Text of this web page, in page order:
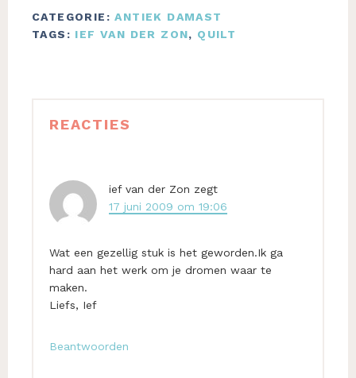
CATEGORIE:ANTIEK DAMAST
TAGS: IEF VAN DER ZON, QUILT
Interacties
REACTIES
ief van der Zon zegt
17 juni 2009 om 19:06
Wat een gezellig stuk is het geworden.Ik ga
hard aan het werk om je dromen waar te
maken.
Liefs, Ief
Beantwoorden